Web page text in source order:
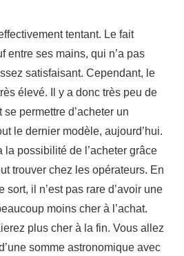
tentant. Le fait
entre ses mains, qui n’a pas
satisfaisant. Cependant, le
élevé. Il y a donc très peu de
permettre d’acheter un
le dernier modèle, aujourd’hui.
la possibilité de l’acheter grâce
trouver chez les opérateurs. En
sort, il n’est pas rare d’avoir une
moins cher à l’achat.
plus cher à la fin. Vous allez
somme astronomique avec